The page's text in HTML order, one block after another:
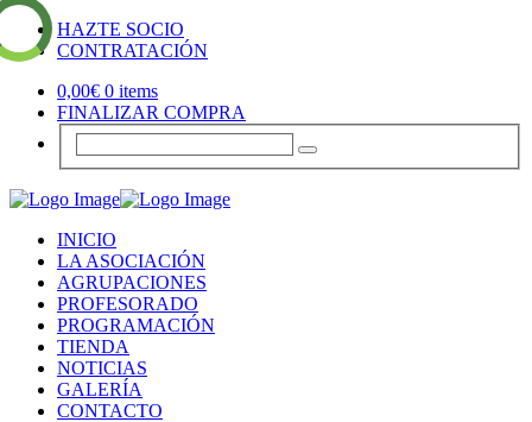
HAZTE SOCIO
CONTRATACIÓN
0,00€ 0 items
FINALIZAR COMPRA
INICIO
LA ASOCIACIÓN
AGRUPACIONES
PROFESORADO
PROGRAMACIÓN
TIENDA
NOTICIAS
GALERÍA
CONTACTO